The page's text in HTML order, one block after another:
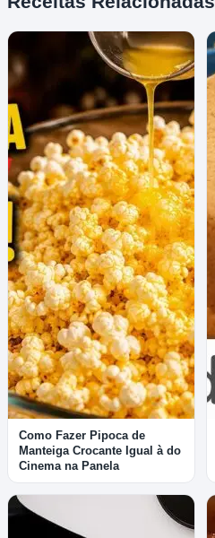
Como Fazer Pipoca de
Manteiga Crocante Igual à do
Cinema na Panela